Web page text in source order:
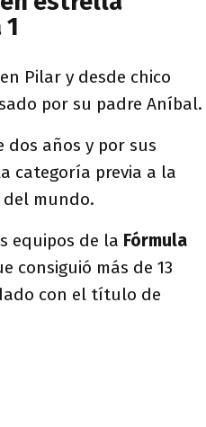
Pilar y desde chico
por su padre Aníbal.
dos años y por sus
categoría previa a la
del mundo.
equipos de la Fórmula
consiguió más de 13
con el título de